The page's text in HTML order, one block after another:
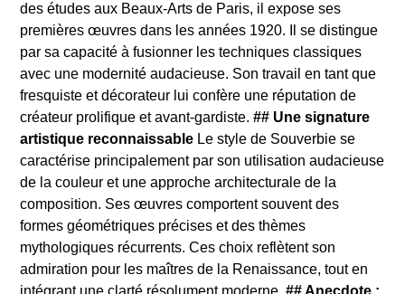
des études aux Beaux-Arts de Paris, il expose ses
premières œuvres dans les années 1920. Il se distingue
par sa capacité à fusionner les techniques classiques
avec une modernité audacieuse. Son travail en tant que
fresquiste et décorateur lui confère une réputation de
créateur prolifique et avant-gardiste.## Une signature
artistique reconnaissable Le style de Souverbie se
caractérise principalement par son utilisation audacieuse
de la couleur et une approche architecturale de la
composition. Ses œuvres comportent souvent des
formes géométriques précises et des thèmes
mythologiques récurrents. Ces choix reflètent son
admiration pour les maîtres de la Renaissance, tout en